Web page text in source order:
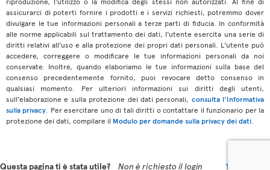
assicurarci di poterti fornire i prodotti e i servizi richiesti, potremmo dover
divulgare le tue informazioni personali a terze parti di fiducia. In conformità
alle norme applicabili sul trattamento dei dati, l'utente esercita una serie di
diritti relativi all'uso e alla protezione dei propri dati personali. L'utente può
accedere, correggere o modificare le tue informazioni personali da noi
conservate. Inoltre, quando elaboriamo le tue informazioni sulla base del
consenso precedentemente fornito, puoi revocare detto consenso in
qualsiasi momento. Per ulteriori informazioni sui diritti degli utenti,
sull'elaborazione e sulla protezione dei dati personali, consulta l'Informativa
sulla privacy . Per esercitare uno di tali diritti o contattare il funzionario per la
protezione dei dati, compilare il Modulo per domande sulla privacy dei dati
Questa pagina ti è stata utile? Non è richiesto il login 17